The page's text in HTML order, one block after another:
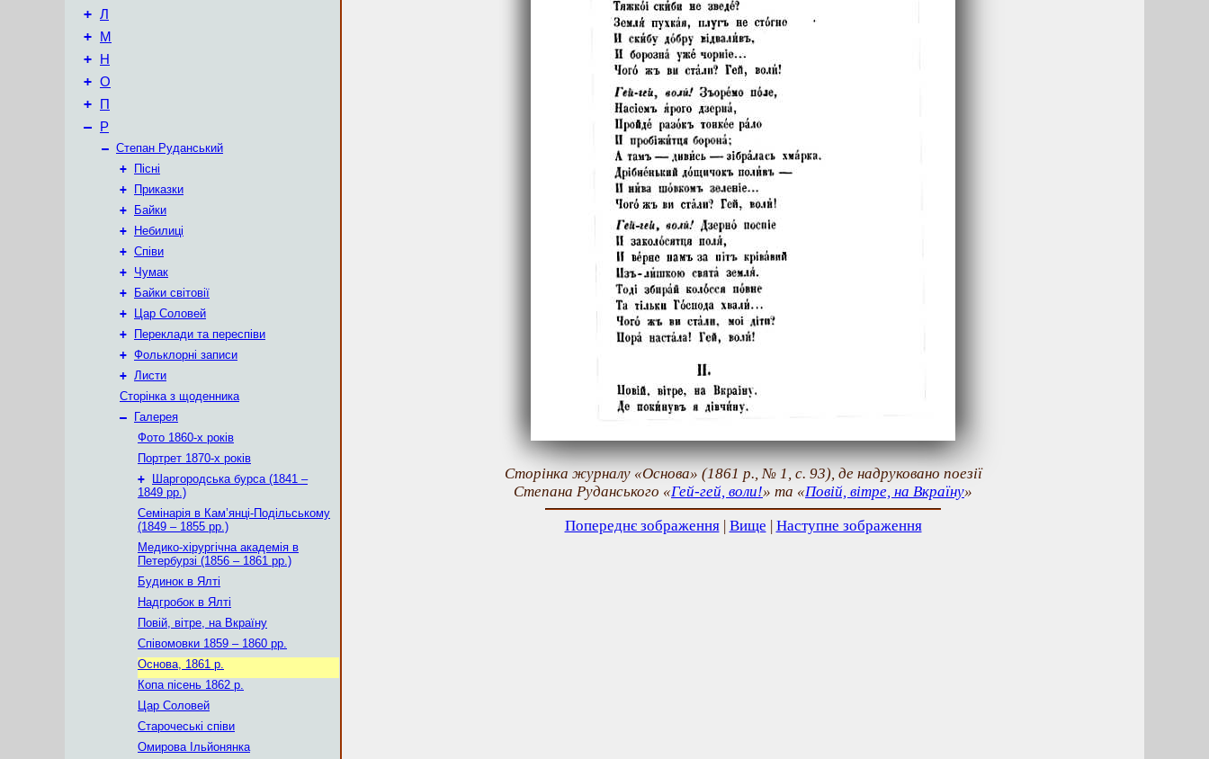
+ Л
+ М
+ Н
+ О
+ П
– Р
– Степан Руданський
+
Пісні
+
Приказки
+
Байки
+
Небилиці
+ Співи
+ Чумак
+
Байки світовії
+
Цар Соловей
+
Переклади та переспіви
+ Фольклорні записи
+ Листи
Сторінка з щоденника
–
Галерея
Фото 1860-х років
Портрет 1870-х років
+
Шаргородська бурса (1841 –
1849 рр.)
Семінарія в Кам’янці-Подільському
(1849 – 1855 рр.)
Медико-хірургічна академія в
Петербурзі (1856 – 1861 рр.)
Будинок в Ялті
Надгробок в Ялті
Повій, вітре, на Вкраїну
Співомовки 1859 – 1860 рр.
Основа, 1861 р.
Копа пісень 1862 р.
Цар Соловей
Старочеські співи
Омирова Ільйонянка
Сторінка журналу «Основа» (1861 р., № 1, с. 93), де надруковано поезії
Степана Руданського «Гей-гей, воли!» та «Повій, вітре, на Вкраїну»
Попереднє зображення| Вище | Наступне зображення